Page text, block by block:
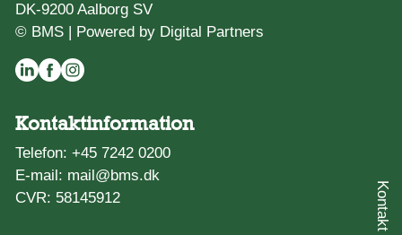
DK-9200 Aalborg SV
© BMS | Powered by Digital Partners
Kontaktinformation
Telefon:+45 7242 0200
E-mail: mail@bms.dk
CVR: 58145912